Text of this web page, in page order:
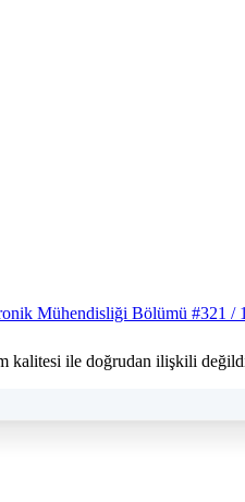
Mühendisliği Bölümü #321 /
kalitesi ile doğrudan ilişkili